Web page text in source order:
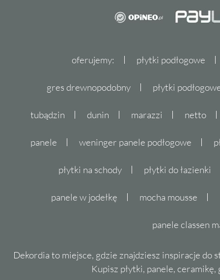
oferujemy: płytki podłogowe
gres drewnopodobny płytki
tubądzin dunin marazzi netto
panele weninger panele podłogowe
płytki na schody płytki do łazienki
panele w jodełkę mocha mousse
panele classen
Dekordia to miejsce, gdzie znajdziesz inspiracje do
Kupisz płytki, panele,